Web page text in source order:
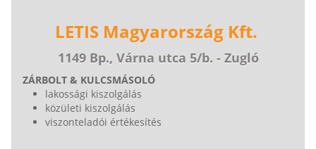
LETIS Magyarország Kft.
1149 Bp., Várna utca 5/b. - Zugló
ZÁRBOLT & KULCSMÁSOLÓ
lakossági kiszolgálás
közületi kiszolgálás
viszonteladói értékesítés